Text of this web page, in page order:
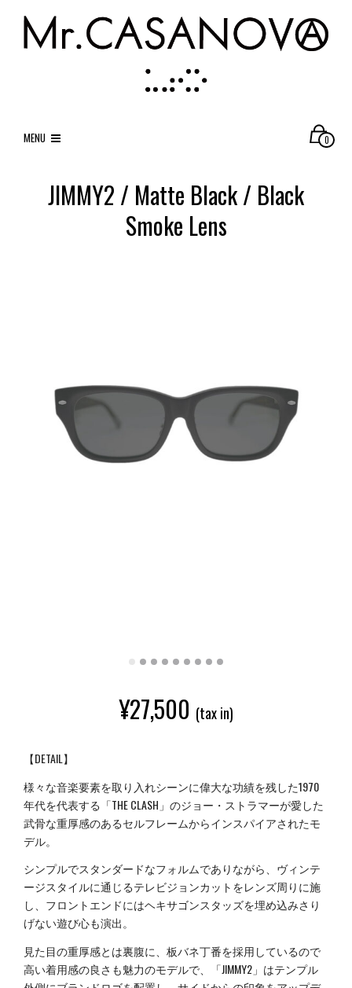
MENU 0
JIMMY2 / Matte Black / Black
Smoke Lens
¥27,500 (tax in)
【DETAIL】
様々な音楽要素を取り入れシーンに偉大な功績を残した1970
年代を代表する「THE CLASH」のジョー・ストラマーが愛した
武骨な重厚感のあるセルフレームからインスパイアされたモ
デル。
シンプルでスタンダードなフォルムでありながら、ヴィンテ
ージスタイルに通じるテレビジョンカットをレンズ周りに施
し、フロントエンドにはヘキサゴンスタッズを埋め込みさり
げない遊び心も演出。
見た目の重厚感とは裏腹に、板バネ丁番を採用しているので
高い着用感の良さも魅力のモデルで、「JIMMY2」はテンプル